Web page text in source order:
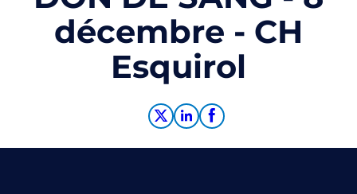
décembre - CH
Esquirol